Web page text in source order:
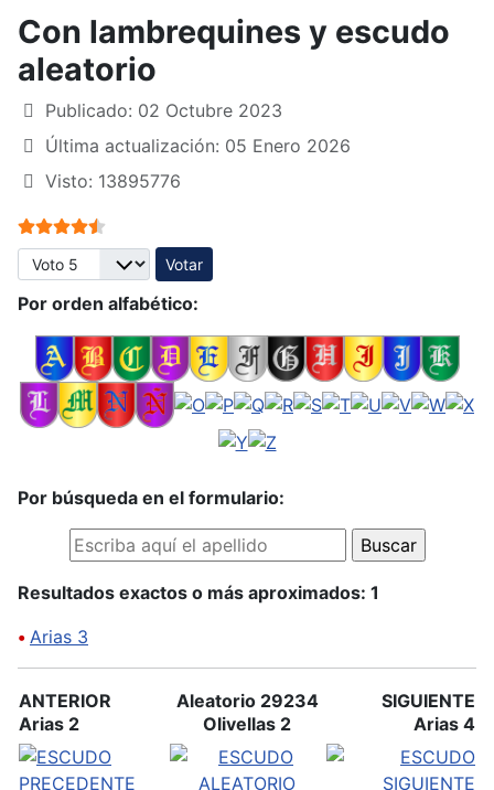
Con lambrequines y escudo
aleatorio
Publicado: 02 Octubre 2023
Última actualización: 05 Enero 2026
Visto: 13895776
Ratio:4.5/
Por favor, vote
Por orden alfabético:
Por búsqueda en el formulario:
Resultados exactos o más aproximados: 1
• Arias 3
ANTERIOR
Arias 2
Aleatorio 29234
Olivellas 2
SIGUIENTE
Arias 4